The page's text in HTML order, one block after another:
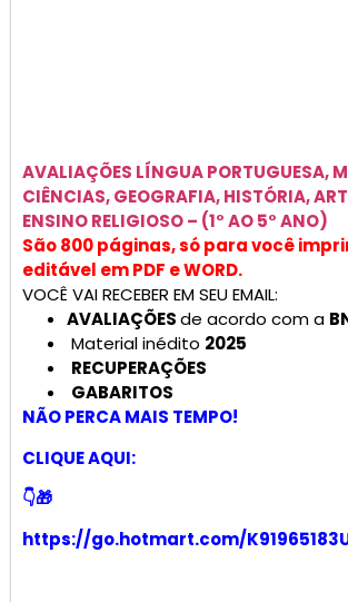
AVALIAÇÕES LÍNGUA PORTUGUESA,
CIÊNCIAS, GEOGRAFIA, HISTÓRIA,
ENSINO RELIGIOSO – (1° AO 5° ANO)
São 800 páginas, só para você
editável em PDF e WORD.
VOCÊ VAI RECEBER EM SEU EMAIL:
AVALIAÇÕESde acordo com a
Material inédito 2025
RECUPERAÇÕES
GABARITOS
NÃO PERCA MAIS TEMPO!
CLIQUE AQUI:
👇🎁
https://go.hotmart.com/